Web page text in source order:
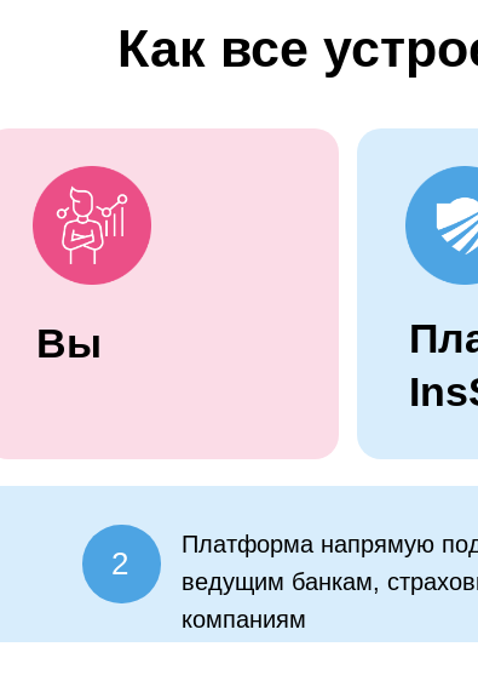
Как все
Вы
2
Платформа напрямую
ведущим банкам,
компаниям